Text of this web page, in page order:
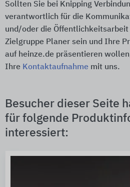
Sollten Sie bei Knipping
verantwortlich für die
und/oder die Öffentlichkeitsarbeit
Zielgruppe Planer sein und Ihre
auf heinze.de präsentieren
Ihre Kontaktaufnahme mit uns.
Besucher dieser Seite
für folgende
interessiert: